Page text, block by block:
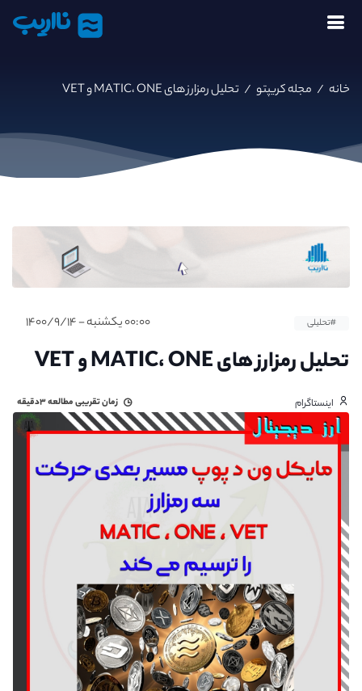
نااریب
خانه / مجله کریپتو / تحلیل رمزارز های MATIC، ONE و VET
#تحلیلی ۰۰:۰۰ یکشنبه - ۱۴۰۰/۹/۱۴
تحلیل رمزارز های MATIC، ONE و VET
اینستاگرام زمان تقریبی مطالعه۳دقیقه